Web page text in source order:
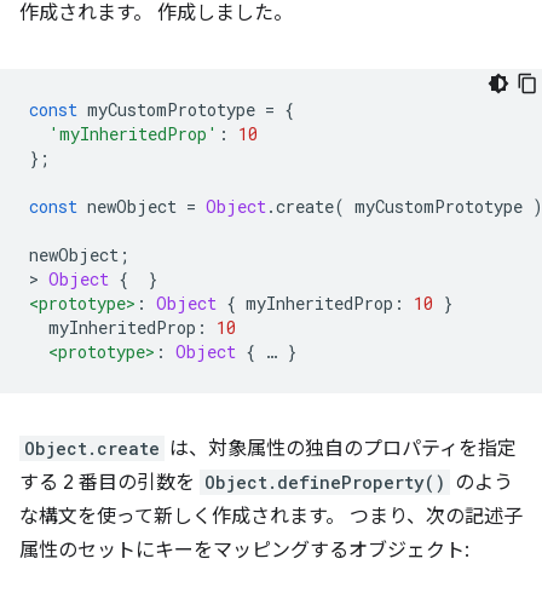
作成されます。 作成しました。
const myCustomPrototype = {
'myInheritedProp' :
10
};
const newObject = Object.create( myCustomPrototype
newObject ;
> Object {
}
<prototype> : Object { myInheritedProp : 10 }
myInheritedProp :
10
<prototype> : Object { … }
Object.create は、対象属性の独自のプロパティを指定
する 2 番目の引数を Object.defineProperty() のよう
な構文を使って新しく作成されます。 つまり、次の記述子
属性のセットにキーをマッピングするオブジェクト: